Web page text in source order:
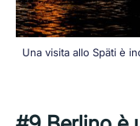
Una visita allo Späti è